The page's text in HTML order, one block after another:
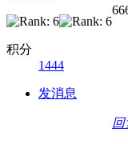
积分
1444
发消息
回